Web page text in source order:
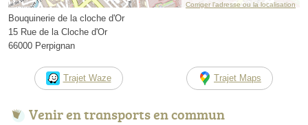
Corriger l’adresse ou la localisation
Bouquinerie de la cloche d'Or
15 Rue de la Cloche d'Or
66000 Perpignan
Trajet Waze Trajet Maps
Venir en transports en commun